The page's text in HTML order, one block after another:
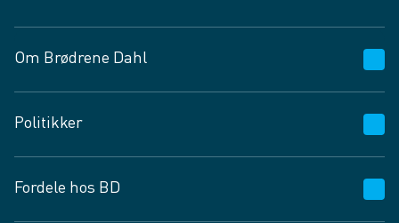
Om Brødrene Dahl
Vagttelefon 30 10 89 89
Spørgsmål og svar
Job og karriere
Politikker
Privatlivspolitik
Fordele hos BD